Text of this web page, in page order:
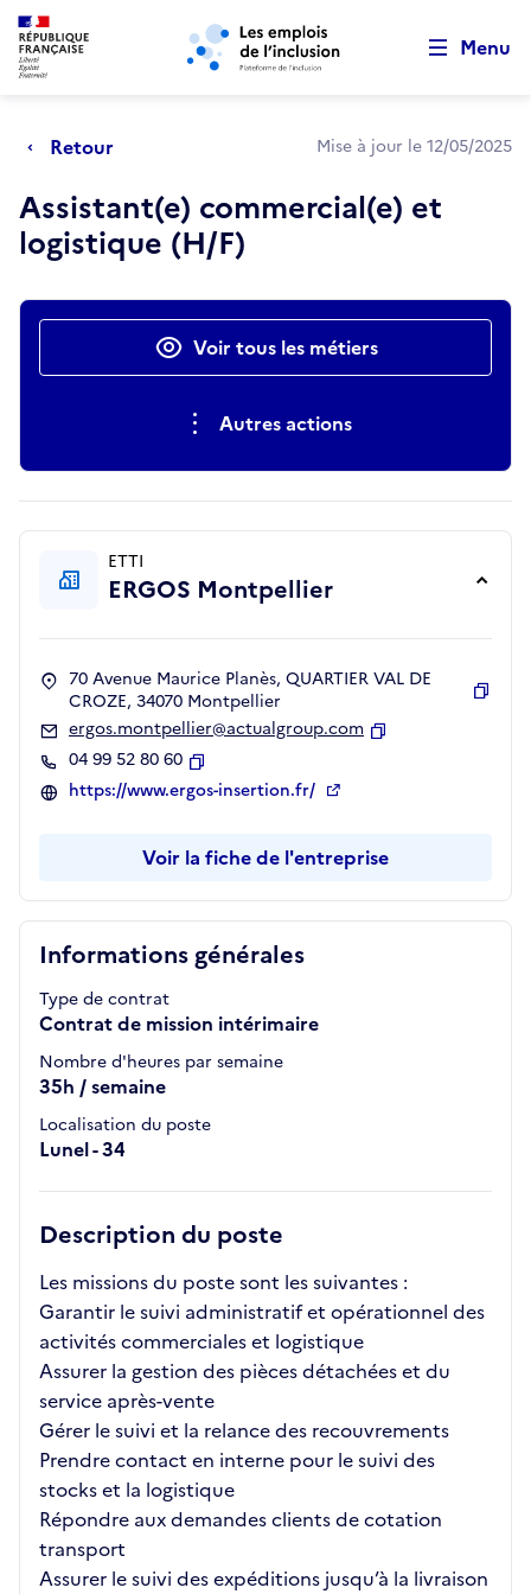
Aller au menu principal Aller au contenu principal
Menu
Retour Mise à jour le 12/05/2025
Assistant(e) commercial(e) et
logistique (H/F)
Actions rapidesVoir tous les métiers
Autres actions
Informations générales
Type de contrat
Contrat de mission intérimaire
Nombre d'heures par semaine
35h / semaine
Localisation du poste
Lunel - 34
Description du poste
Les missions du poste sont les suivantes :
Garantir le suivi administratif et opérationnel des
activités commerciales et logistique
Assurer la gestion des pièces détachées et du
service après-vente
Gérer le suivi et la relance des recouvrements
Prendre contact en interne pour le suivi des
stocks et la logistique
Répondre aux demandes clients de cotation
transport
Assurer le suivi des expéditions jusqu’à la livraison
ETTI
ERGOS Montpellier
70 Avenue Maurice Planès, QUARTIER VAL DE
CROZE, 34070 Montpellier
ergos.montpellier@actualgroup.com
04 99 52 80 60
Copier
https://www.ergos-insertion.fr/
Voir la fiche de l'entreprise
Retour au début de la page
Panneau de gestion des cookies